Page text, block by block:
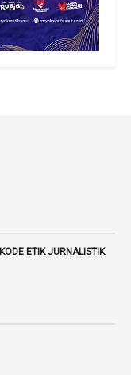
KODE ETIK JURNALISTIK